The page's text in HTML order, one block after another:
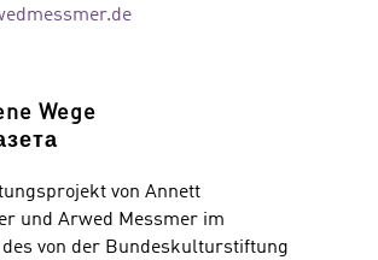
Wege
von Annett
und Arwed Messmer im
des von der Bundeskulturstiftung